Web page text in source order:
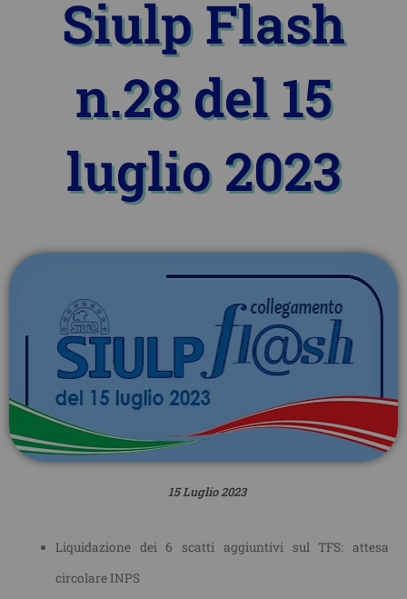
Siulp Flash
n.28 del 15
luglio 2023
15 Luglio 2023
Liquidazione dei 6 scatti aggiuntivi sul TFS: attesa
circolare INPS